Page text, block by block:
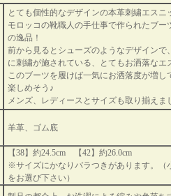
とても個性的なデザインの本革刺繍エスニ
モロッコの靴職人の手仕事で作られたブ
の逸品！
前から見るとシューズのようなデザインで
に刺繍が施されている、とてもお洒落な
このブーツを履けば一気にお洒落度が増
楽しめそう♪
メンズ、レディースとサイズも取り揃えま
羊革、ゴム底
【38】約24.5cm 【42】約26.0cm
※サイズにかなりバラつきがあります。（
をお選び下さい）